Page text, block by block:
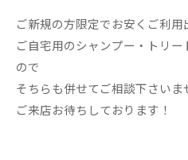
ご新規の方限定でお安くご利用
ご自宅用のシャンプー・トリ
ので
そちらも併せてご相談下さいま
ご来店お待ちしております！